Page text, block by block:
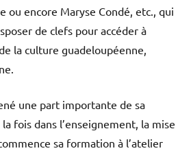
ou encore Maryse Condé, etc., qui
de clefs pour accéder à
la culture guadeloupéenne,
une part importante de sa
fois dans l’enseignement, la mise
sa formation à l’atelier